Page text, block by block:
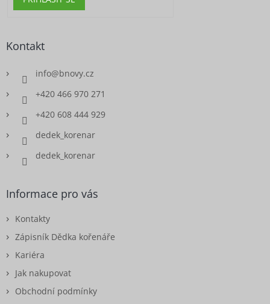
Kontakt
info@bnovy.cz
+420 466 970 271
+420 608 444 929
dedek_korenar
dedek_korenar
Informace pro vás
Kontakty
Zápisník Dědka kořenáře
Kariéra
Jak nakupovat
Obchodní podmínky